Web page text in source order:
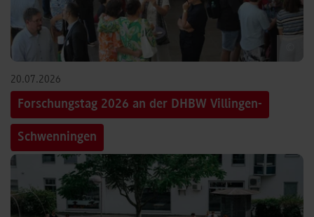
20.07.2026
Forschungstag 2026 an der DHBW Villingen-
Schwenningen